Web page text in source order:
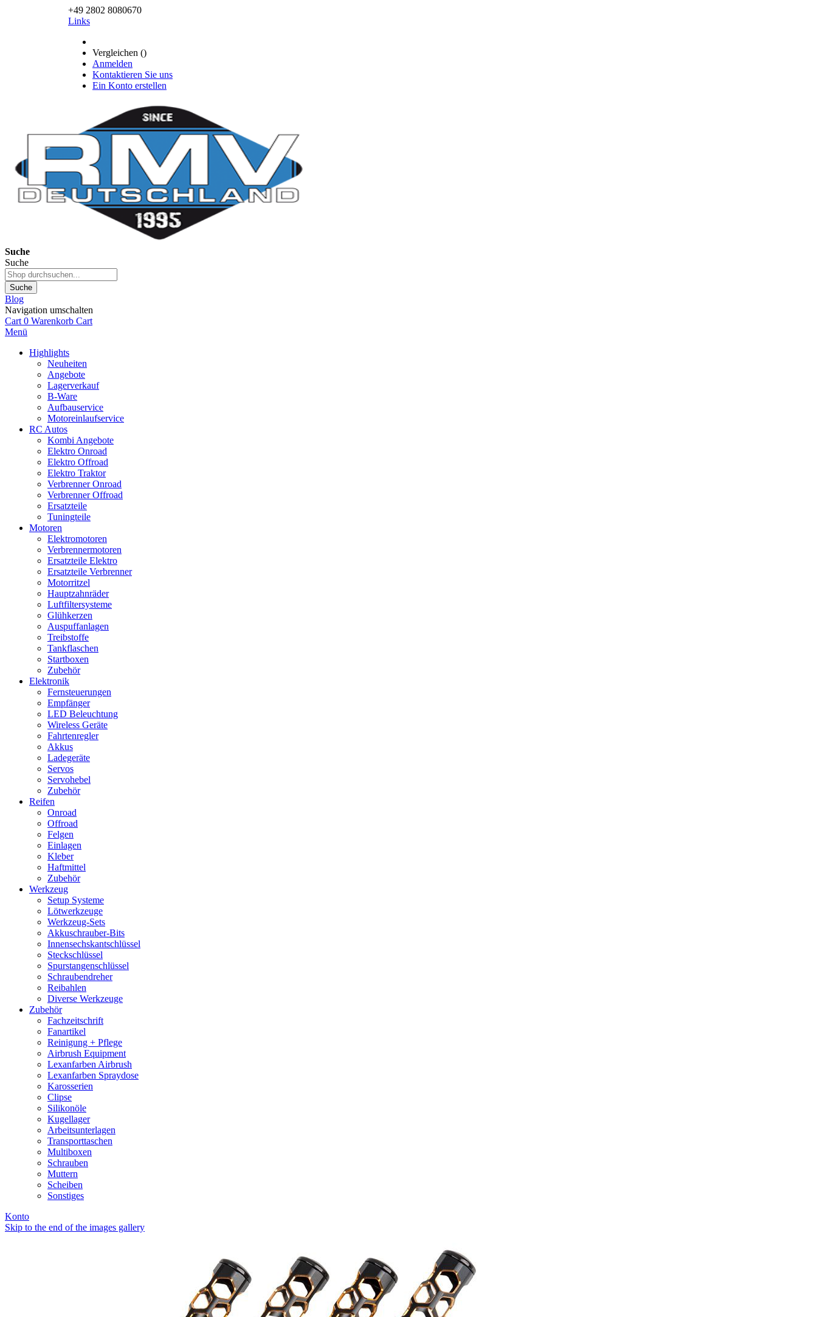
+49 2802 8080670
Links
Vergleichen ()
Anmelden
Kontaktieren Sie uns
Ein Konto erstellen
Suche
Suche
Suche
Blog
Navigation umschalten
Cart 0 Warenkorb Cart
Menü
Highlights
Neuheiten
Angebote
Lagerverkauf
B-Ware
Aufbauservice
Motoreinlaufservice
RC Autos
Kombi Angebote
Elektro Onroad
Elektro Offroad
Elektro Traktor
Verbrenner Onroad
Verbrenner Offroad
Ersatzteile
Tuningteile
Motoren
Elektromotoren
Verbrennermotoren
Ersatzteile Elektro
Ersatzteile Verbrenner
Motorritzel
Hauptzahnräder
Luftfiltersysteme
Glühkerzen
Auspuffanlagen
Treibstoffe
Tankflaschen
Startboxen
Zubehör
Elektronik
Fernsteuerungen
Empfänger
LED Beleuchtung
Wireless Geräte
Fahrtenregler
Akkus
Ladegeräte
Servos
Servohebel
Zubehör
Reifen
Onroad
Offroad
Felgen
Einlagen
Kleber
Haftmittel
Zubehör
Werkzeug
Setup Systeme
Lötwerkzeuge
Werkzeug-Sets
Akkuschrauber-Bits
Innensechskantschlüssel
Steckschlüssel
Spurstangenschlüssel
Schraubendreher
Reibahlen
Diverse Werkzeuge
Zubehör
Fachzeitschrift
Fanartikel
Reinigung + Pflege
Airbrush Equipment
Lexanfarben Airbrush
Lexanfarben Spraydose
Karosserien
Clipse
Silikonöle
Kugellager
Arbeitsunterlagen
Transporttaschen
Multiboxen
Schrauben
Muttern
Scheiben
Sonstiges
Konto
Skip to the end of the images gallery